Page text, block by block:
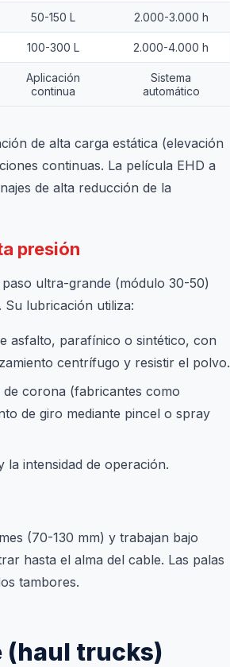
50-150 L 2.000-3.000 h
100-300 L 2.000-4.000 h
Aplicación
continua
Sistema
automático
de alta carga estática (elevación
continuas. La película EHD a
de alta reducción de la
presión
ultra-grande (módulo 30-50)
lubricación utiliza:
asfalto, parafínico o sintético, con
centrífugo y resistir el polvo.
corona (fabricantes como
de giro mediante pincel o spray
intensidad de operación.
(70-130 mm) y trabajan bajo
hasta el alma del cable. Las palas
tambores.
(haul trucks)